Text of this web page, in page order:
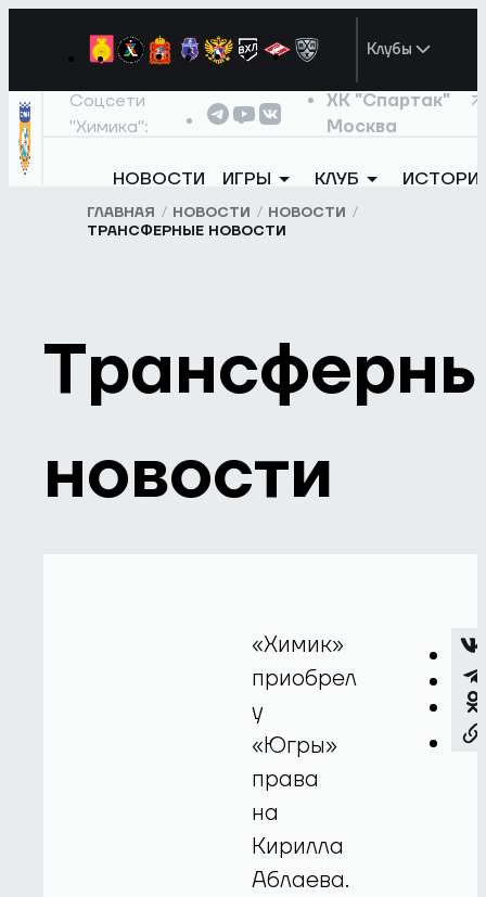
Клубы
Соцсети
"Химика":
ХК "Спартак"
Москва
НОВОСТИ ИГРЫ КЛУБ
ГЛАВНАЯ НОВОСТИ
НОВОСТИ
ТРАНСФЕРНЫЕ НОВОСТИ
новости
«Химик»
приобрел
у
«Югры»
права
на
Кирилла
Аблаева.